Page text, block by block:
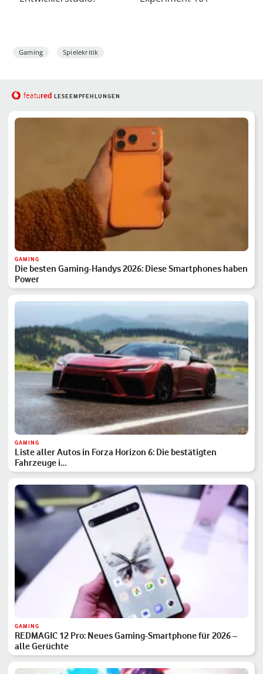
Gaming Spielekritik
featured LESEEMPFEHLUNGEN
GAMING
Die besten Gaming-Handys 2026: Diese Smartphones haben
Power
GAMING
Liste aller Autos in Forza Horizon 6: Die bestätigten
Fahrzeuge i…
GAMING
REDMAGIC 12 Pro: Neues Gaming-Smartphone für 2026 –
alle Gerüchte